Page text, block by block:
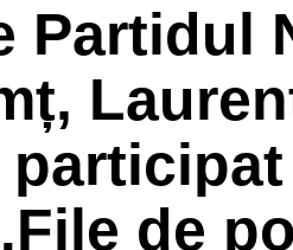
Partidul
de